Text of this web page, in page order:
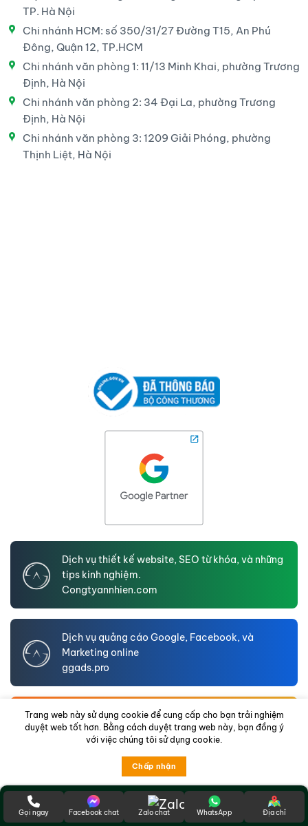
TP. Hà Nội
Chi nhánh HCM: số 350/31/27 Đường T15, An Phú
Đông, Quận 12, TP.HCM
Chi nhánh văn phòng 1: 11/13 Minh Khai, phường Trương
Định, Hà Nội
Chi nhánh văn phòng 2: 34 Đại La, phường Trương
Định, Hà Nội
Chi nhánh văn phòng 3: 1209 Giải Phóng, phường
Thịnh Liệt, Hà Nội
Dịch vụ thiết kế website, SEO từ khóa, và những
tips kinh nghiệm.
Congtyannhien.com
Dịch vụ quảng cáo Google, Facebook, và
Marketing online
ggads.pro
An Nhien LTD – Website hồ sơ năng lực doanh
nghiệp
annhienltd.com
© 2021-2026congtyannhien.com . All rights reserved.
Gọi ngay Facebook chat Zalo chat WhatsApp Địa chỉ
Trang web này sử dụng cookie để cung cấp cho bạn trải nghiệm
duyệt web tốt hơn. Bằng cách duyệt trang web này, bạn đồng ý
với việc chúng tôi sử dụng cookie.
Chấp nhận